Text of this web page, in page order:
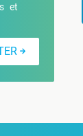
et